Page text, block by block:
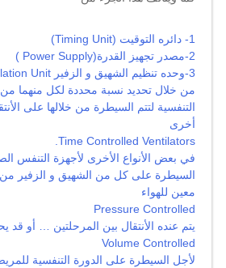
1- دائره التوقيت (Timing Unit)
2-مصدر تجهيز القدرة(Power Supply )
3-وحده تنظيم الشهيق و الزفير Regulation Unit
من خلال تحديد نسبة محددة لكل منهما من
التنفسية لتتم السيطرة من خلالها على
أخرى
Time Controlled Ventilators.
في بعض الأنواع الأخرى لأجهزة التنفس
السيطرة على كل من الشهيق و الزفير
معين للهواء
Pressure Controlled
يتم عنده الأنتقال بين المرحلتين … أو قد
Volume Controlled
لأجل السيطرة على الدورة التنفسية